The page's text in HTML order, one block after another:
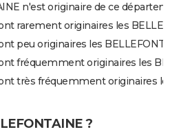
n'est originaire de ce
rarement originaires les
peu originaires les
fréquemment originaires les
très fréquemment originaires
?